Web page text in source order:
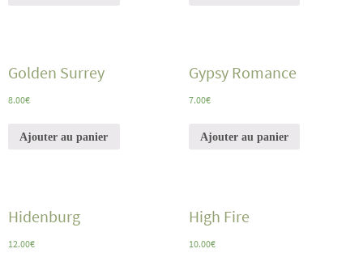
Golden Surrey
8.00€
Ajouter au panier
Gypsy Romance
7.00€
Ajouter au panier
Hidenburg
12.00€
High Fire
10.00€